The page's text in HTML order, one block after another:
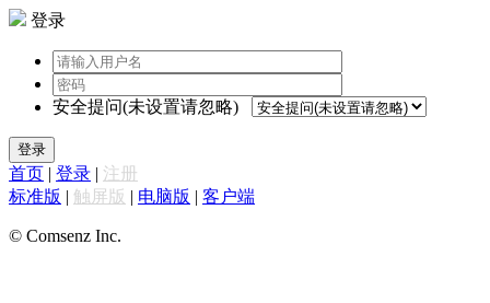
登录
安全提问(未设置请忽略)
登录
首页 | 登录 | 注册
标准版 | 触屏版 | 电脑版 | 客户端
© Comsenz Inc.